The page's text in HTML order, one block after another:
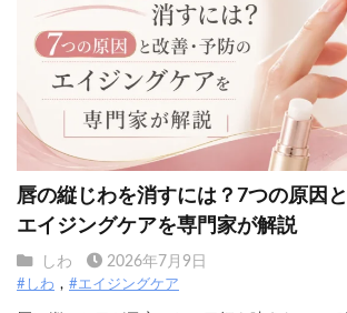
唇の縦じわを消すには？7つの原因
エイジングケアを専門家が解説
しわ 2026年7月9日
#しわ #エイジングケア